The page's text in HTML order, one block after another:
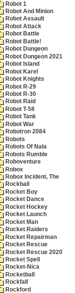
Robot 1
Robot And Minion
Robot Assault
Robot Attack
Robot Battle
Robot Battle!
Robot Dungeon
Robot Dungeon 2021
Robot Island
Robot Karel
Robot Knights
Robot R-29
Robot R-30
Robot Raid
Robot T-58
Robot Tank
Robot War
Robotron 2084
Robots
Robots Of Nala
Robots Rumble
Roboventure
Robox
Robox Incident, The
Rockball
Rocket Boy
Rocket Dance
Rocket Hockey
Rocket Launch
Rocket Man
Rocket Raiders
Rocket Repairman
Rocket Rescue
Rocket Rescue 2020
Rocket Spell
Rocket-Nica
Rocketball
Rockfall
Rockford